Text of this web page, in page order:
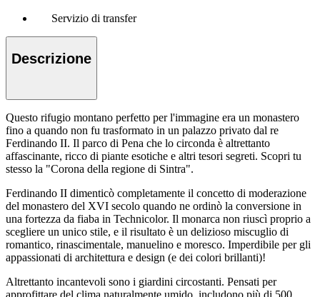
Servizio di transfer
Descrizione
Questo rifugio montano perfetto per l'immagine era un monastero
fino a quando non fu trasformato in un palazzo privato dal re
Ferdinando II. Il parco di Pena che lo circonda è altrettanto
affascinante, ricco di piante esotiche e altri tesori segreti. Scopri tu
stesso la "Corona della regione di Sintra".
Ferdinando II dimenticò completamente il concetto di moderazione
del monastero del XVI secolo quando ne ordinò la conversione in
una fortezza da fiaba in Technicolor. Il monarca non riuscì proprio a
scegliere un unico stile, e il risultato è un delizioso miscuglio di
romantico, rinascimentale, manuelino e moresco. Imperdibile per gli
appassionati di architettura e design (e dei colori brillanti)!
Altrettanto incantevoli sono i giardini circostanti. Pensati per